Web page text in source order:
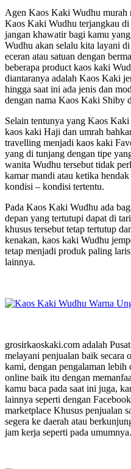
Agen Kaos Kaki Wudhu murah
Kaos Kaki Wudhu terjangkau
jangan khawatir bagi kamu
Wudhu akan selalu kita layani
eceran atau satuan dengan
beberapa product kaos kaki
diantaranya adalah Kaos Kaki
hingga saat ini ada jenis dan
dengan nama Kaos Kaki Shiby
Selain tentunya yang Kaos
kaos kaki Haji dan umrah
travelling menjadi kaos kaki
yang di tunjang dengan tipe
wanita Wudhu tersebut tidak
kamar mandi atau ketika
kondisi – kondisi tertentu.
Pada Kaos Kaki Wudhu ada
depan yang tertutupi dapat di
khusus tersebut tetap tertutup
kenakan, kaos kaki Wudhu
tetap menjadi produk paling
lainnya.
grosirkaoskaki.com adalah
melayani penjualan baik secara
kami, dengan pengalaman lebih
online baik itu dengan
kamu baca pada saat ini juga,
lainnya seperti dengan
marketplace Khusus penjualan
segera ke daerah atau
jam kerja seperti pada umumnya.